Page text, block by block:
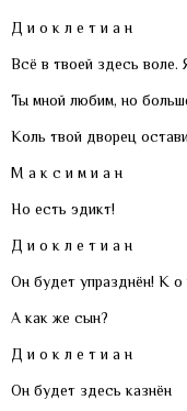
Д и о к л е т и а н
Всё в твоей здесь воле.
Ты мной любим, но
Коль твой дворец
М а к с и м и а н
Но есть эдикт!
Д и о к л е т и а н
Он будет упразднён! К о
А как же сын?
Д и о к л е т и а н
Он будет здесь казнён